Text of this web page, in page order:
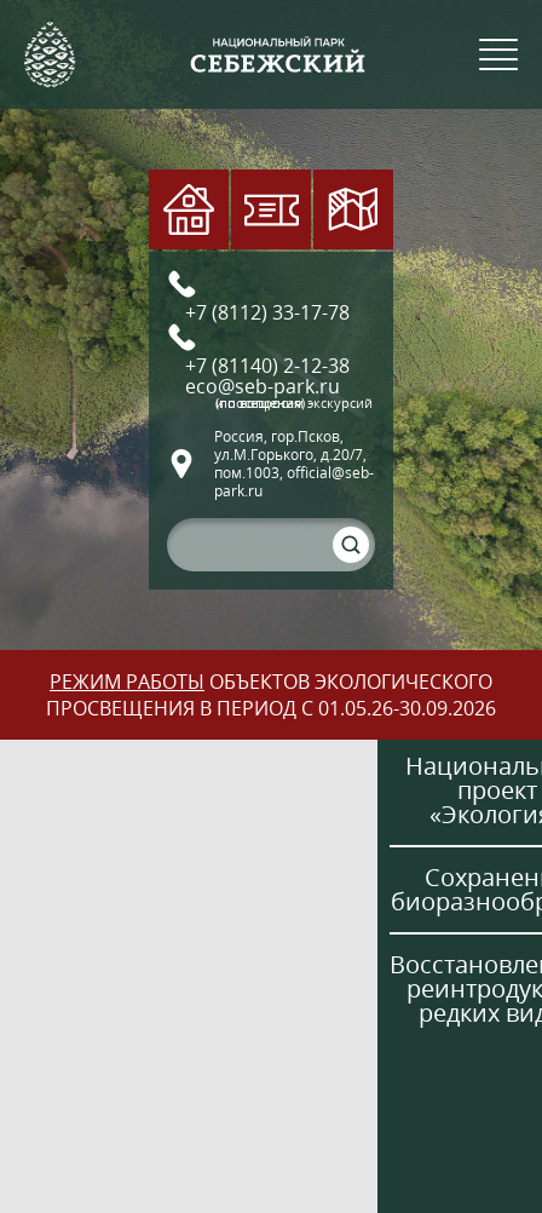
+7 (8112) 33-17-78
+7 (81140) 2-12-38
eco@seb-park.ru
(по вопросам экскурсий и посещения)
Россия, гор.Псков,
ул.М.Горького, д.20/7,
пом.1003, official@seb-
park.ru
РЕЖИМ РАБОТЫ ОБЪЕКТОВ ЭКОЛОГИЧЕСКОГО
ПРОСВЕЩЕНИЯ В ПЕРИОД С 01.05.26-30.09.2026
проект
редких